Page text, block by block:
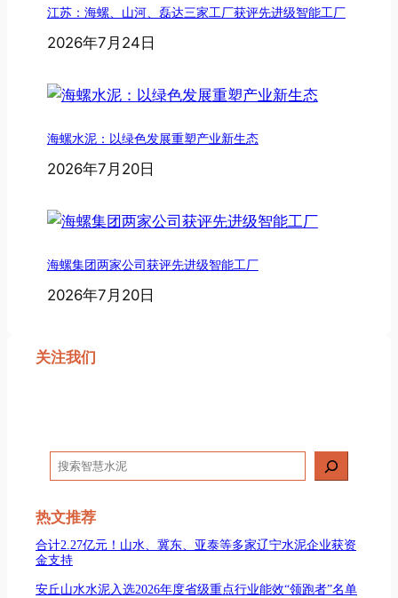
江苏：海螺、山河、磊达三家工厂获评先进级智能工厂
2026年7月24日
海螺水泥：以绿色发展重塑产业新生态
2026年7月20日
海螺集团两家公司获评先进级智能工厂
2026年7月20日
关注我们
搜
索
热文推荐
合计2.27亿元！山水、冀东、亚泰等多家辽宁水泥企业获资
金支持
安丘山水水泥入选2026年度省级重点行业能效“领跑者”名单